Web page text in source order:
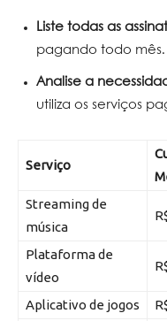
Liste todas as
pagando todo mês.
Analise a
utiliza os serviços
Serviço
Streaming de
música
Plataforma de
vídeo
Aplicativo de jogos